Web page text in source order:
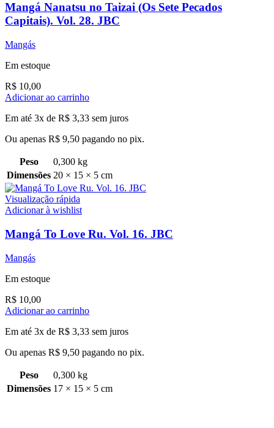
Mangá Nanatsu no Taizai (Os Sete Pecados
Capitais). Vol. 28. JBC
Mangás
Em estoque
R$ 10,00
Adicionar ao carrinho
Em até 3x de R$ 3,33 sem juros
Ou apenas R$ 9,50 pagando no pix.
Peso
0,300 kg
Dimensões 20 × 15 × 5 cm
Visualização rápida
Adicionar à wishlist
Mangá To Love Ru. Vol. 16. JBC
Mangás
Em estoque
R$ 10,00
Adicionar ao carrinho
Em até 3x de R$ 3,33 sem juros
Ou apenas R$ 9,50 pagando no pix.
Peso
0,300 kg
Dimensões 17 × 15 × 5 cm